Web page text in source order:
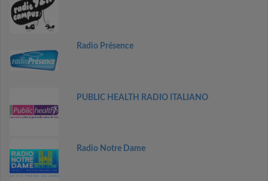
Radio Présence
PUBLIC HEALTH RADIO ITALIANO
Radio Notre Dame